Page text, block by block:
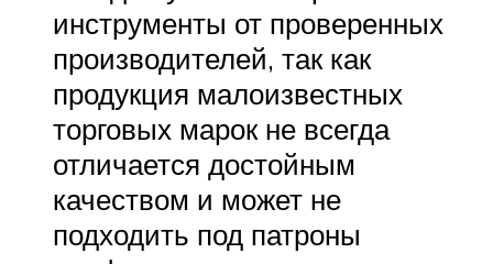
инструменты от проверенных
производителей, так как
продукция малоизвестных
торговых марок не всегда
отличается достойным
качеством и может не
подходить под патроны